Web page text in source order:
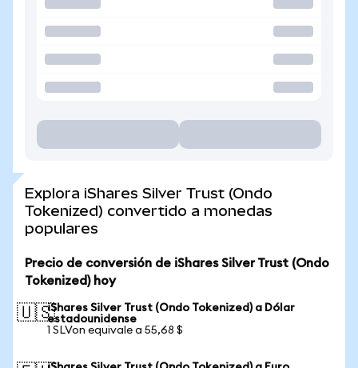
Explora iShares Silver Trust (Ondo
Tokenized) convertido a monedas
populares
Precio de conversión de iShares Silver Trust (Ondo
Tokenized) hoy
🇺🇸iShares Silver Trust (Ondo Tokenized) a Dólar
estadounidense
1 SLVon equivale a 55,68 $